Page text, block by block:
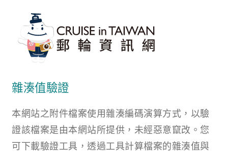
雜湊值驗證
本網站之附件檔案使用雜湊編碼演算方式，以驗
證該檔案是由本網站所提供，未經惡意竄改。您
可下載驗證工具，透過工具計算檔案的雜湊值與